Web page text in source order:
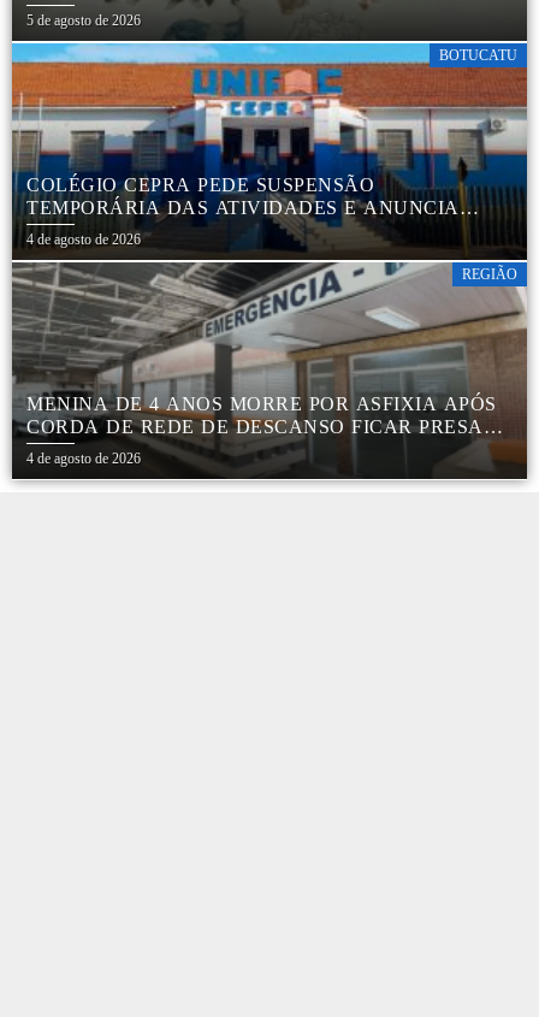
PARA EMBALAR DROGAS EM BOTUCATU
5 de agosto de 2026
BOTUCATU
COLÉGIO CEPRA PEDE SUSPENSÃO
TEMPORÁRIA DAS ATIVIDADES E ANUNCIA
REESTRUTURAÇÃO EM BOTUCATU
4 de agosto de 2026
REGIÃO
MENINA DE 4 ANOS MORRE POR ASFIXIA APÓS
CORDA DE REDE DE DESCANSO FICAR PRESA
AO PESCOÇO EM MARÍLIA
4 de agosto de 2026